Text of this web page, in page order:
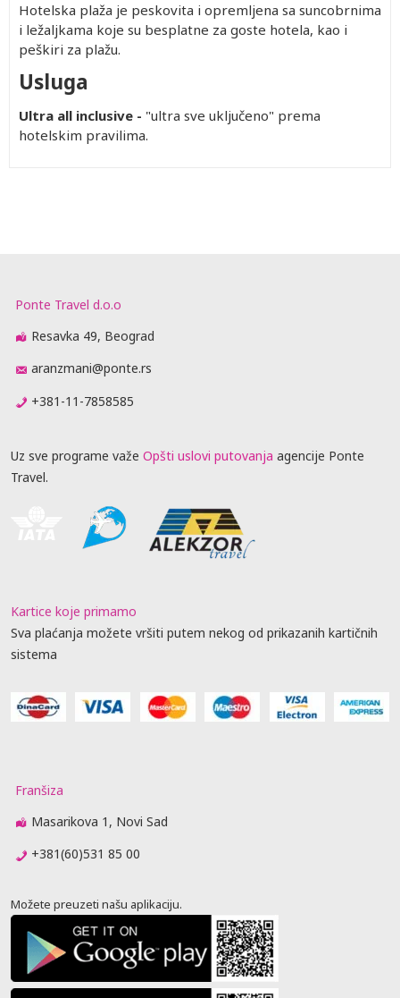
Hotelska plaža je peskovita i opremljena sa suncobrnima
i ležaljkama koje su besplatne za goste hotela, kao i
peškiri za plažu.
Usluga
Ultra all inclusive - "ultra sve uključeno" prema
hotelskim pravilima.
Ponte Travel d.o.o
Resavka 49, Beograd
aranzmani@ponte.rs
+381-11-7858585
Uz sve programe važe Opšti uslovi putovanja agencije Ponte
Travel.
Kartice koje primamo
Sva plaćanja možete vršiti putem nekog od prikazanih kartičnih
sistema
Franšiza
Masarikova 1, Novi Sad
+381(60)531 85 00
Možete preuzeti našu aplikaciju.